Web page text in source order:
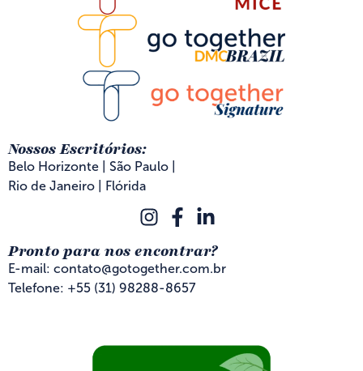
Nossos Escritórios:
Belo Horizonte | São Paulo |
Rio de Janeiro | Flórida
Pronto para nos encontrar?
E-mail: contato@gotogether.com.br
Telefone: +55 (31) 98288-8657